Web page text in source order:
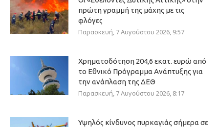
πρώτη γραμμή της μάχης με τις
φλόγες
Παρασκευή, 7 Αυγούστου 2026, 9:57
Χρηματοδότηση 204,6 εκατ. ευρώ από
το Εθνικό Πρόγραμμα Ανάπτυξης για
την ανάπλαση της ΔΕΘ
Παρασκευή, 7 Αυγούστου 2026, 8:17
Υψηλός κίνδυνος πυρκαγιάς σήμερα σε